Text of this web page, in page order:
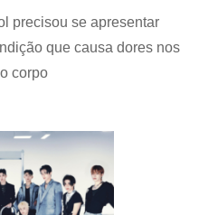
precisou se apresentar
que causa dores nos
corpo